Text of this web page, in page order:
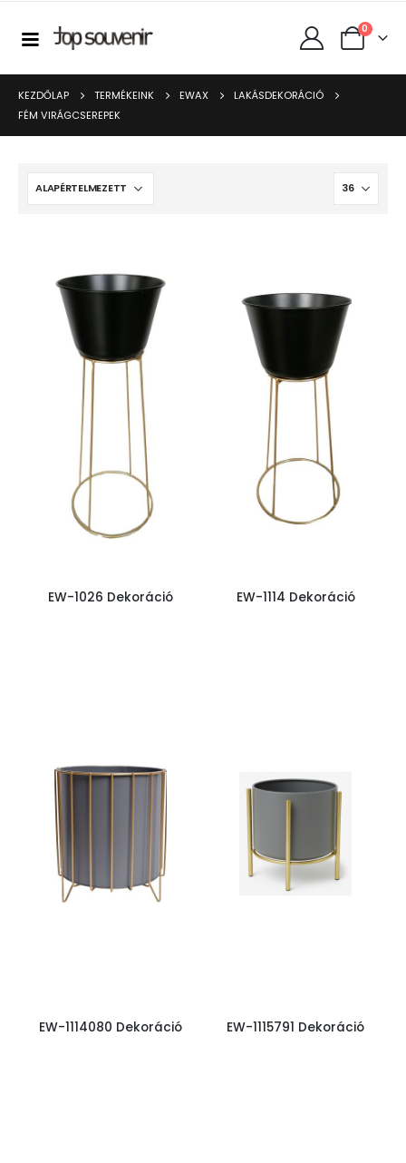
0
KEZDŐLAP TERMÉKEINK EWAX
LAKÁSDEKORÁCIÓ
FÉM VIRÁGCSEREPEK
EW-1026 Dekoráció EW-1114 Dekoráció
EW-1114080 Dekoráció EW-1115791 Dekoráció